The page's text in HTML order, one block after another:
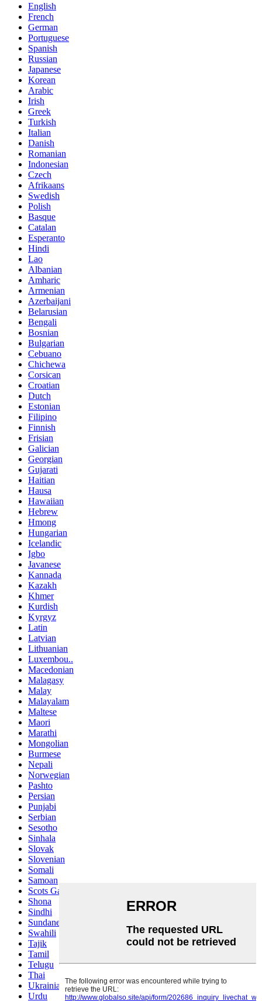
English
French
German
Portuguese
Spanish
Russian
Japanese
Korean
Arabic
Irish
Greek
Turkish
Italian
Danish
Romanian
Indonesian
Czech
Afrikaans
Swedish
Polish
Basque
Catalan
Esperanto
Hindi
Lao
Albanian
Amharic
Armenian
Azerbaijani
Belarusian
Bengali
Bosnian
Bulgarian
Cebuano
Chichewa
Corsican
Croatian
Dutch
Estonian
Filipino
Finnish
Frisian
Galician
Georgian
Gujarati
Haitian
Hausa
Hawaiian
Hebrew
Hmong
Hungarian
Icelandic
Igbo
Javanese
Kannada
Kazakh
Khmer
Kurdish
Kyrgyz
Latin
Latvian
Lithuanian
Luxembou..
Macedonian
Malagasy
Malay
Malayalam
Maltese
Maori
Marathi
Mongolian
Burmese
Nepali
Norwegian
Pashto
Persian
Punjabi
Serbian
Sesotho
Sinhala
Slovak
Slovenian
Somali
Samoan
Scots Gaelic
Shona
Sindhi
Sundanese
Swahili
Tajik
Tamil
Telugu
Thai
Ukrainian
Urdu